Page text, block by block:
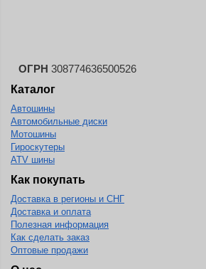
ОГРН 308774636500526
Каталог
Автошины
Автомобильные диски
Мотошины
Гироскутеры
ATV шины
Как покупать
Доставка в регионы и СНГ
Доставка и оплата
Полезная информация
Как сделать заказ
Оптовые продажи